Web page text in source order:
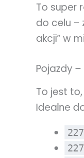
To super
do celu –
akcji” w
Pojazdy
To jest
Idealne